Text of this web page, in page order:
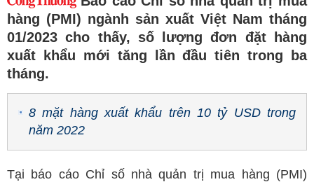
hàng (PMI) ngành sản xuất Việt Nam tháng
01/2023 cho thấy, số lượng đơn đặt hàng
xuất khẩu mới tăng lần đầu tiên trong ba
tháng.
8 mặt hàng xuất khẩu trên 10 tỷ USD trong
năm 2022
Tại báo cáo Chỉ số nhà quản trị mua hàng (PMI)